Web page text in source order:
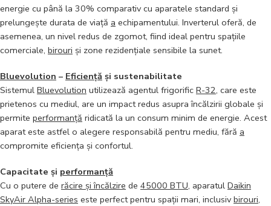
energie cu până la 30% comparativ cu aparatele standard și
prelungește durata de viață a echipamentului. Inverterul oferă, de
asemenea, un nivel redus de zgomot, fiind ideal pentru spațiile
comerciale, birouri și zone rezidențiale sensibile la sunet.
Bluevolution – Eficiență și sustenabilitate
Sistemul Bluevolution utilizează agentul frigorific R-32, care este
prietenos cu mediul, are un impact redus asupra încălzirii globale și
permite performanță ridicată la un consum minim de energie. Acest
aparat este astfel o alegere responsabilă pentru mediu, fără a
compromite eficiența și confortul.
Capacitate și performanță
Cu o putere de răcire și încălzire de 45000 BTU, aparatul Daikin
SkyAir Alpha-series este perfect pentru spații mari, inclusivbirouri,